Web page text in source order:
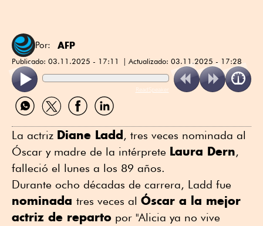
Por: AFP
Publicado: 03.11.2025 - 17:11 Actualizado: 03.11.2025 - 17:28
ReadSpeaker
Compartir
por
Compartir
por
Compartir
por
Compartir
por
La actriz Diane Ladd, tres veces nominada al
Óscar y madre de la intérprete Laura Dern,
falleció el lunes a los 89 años.
Durante ocho décadas de carrera, Ladd fue
nominada tres veces al Óscar a la mejor
actriz de reparto por "Alicia ya no vive